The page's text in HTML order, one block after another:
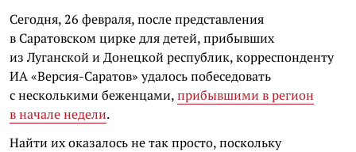
Сегодня, 26 февраля, после представления
в Саратовском цирке для детей, прибывших
из Луганской и Донецкой республик, корреспонденту
ИА «Версия-Саратов» удалось побеседовать
с несколькими беженцами,прибывшими в регион
в начале недели.
Найти их оказалось не так просто, поскольку